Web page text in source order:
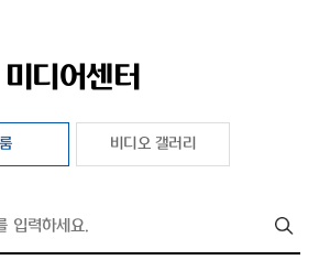
미디어센터
비디오 갤러리